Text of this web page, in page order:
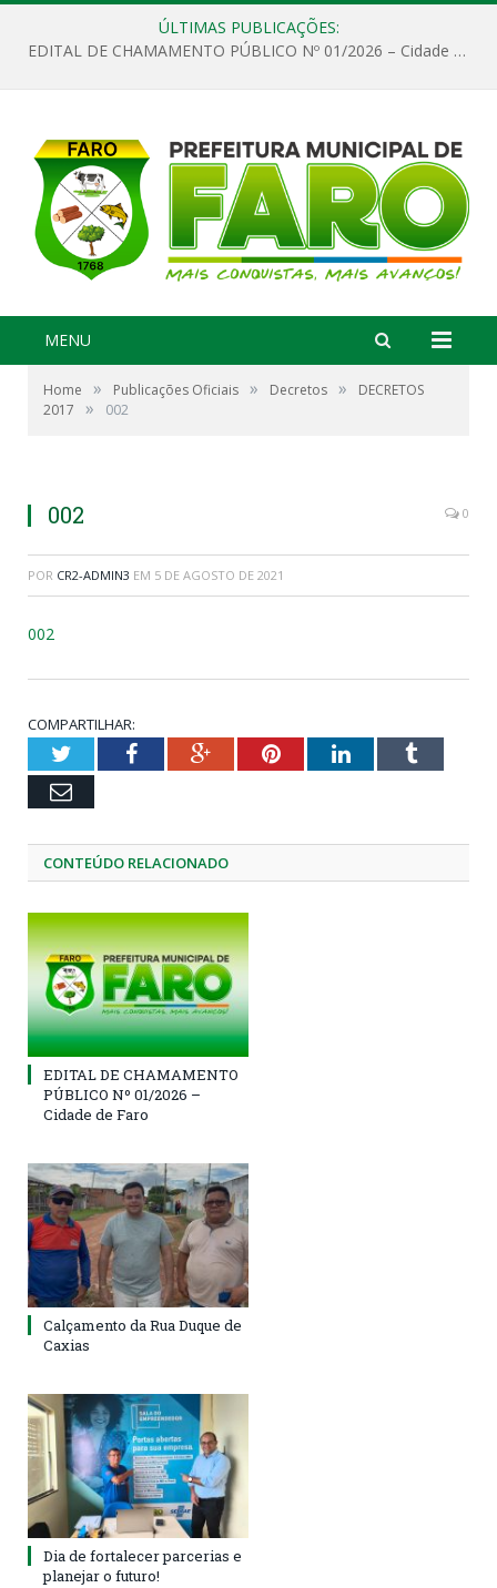
ÚLTIMAS PUBLICAÇÕES:
EDITAL DE CHAMAMENTO PÚBLICO Nº 01/2026 – Cidade de Faro
MENU
Home » Publicações Oficiais » Decretos »
DECRETOS
2017
» 002
002 0
POR CR2-ADMIN3 EM 5 DE AGOSTO DE 2021
002
COMPARTILHAR:
TwitterFacebookGoogle+PinterestLinkedInTumblr
Email
CONTEÚDO RELACIONADO
EDITAL DE CHAMAMENTO
PÚBLICO Nº 01/2026 –
Cidade de Faro
Calçamento da Rua Duque de
Caxias
Dia de fortalecer parcerias e
planejar o futuro!